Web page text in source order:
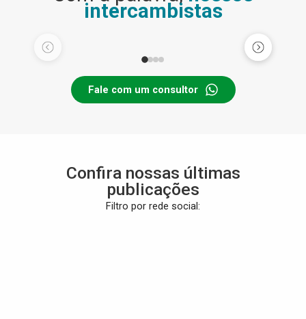
intercambistas
Fale com um consultor
Confira nossas últimas
publicações
Filtro por rede social: